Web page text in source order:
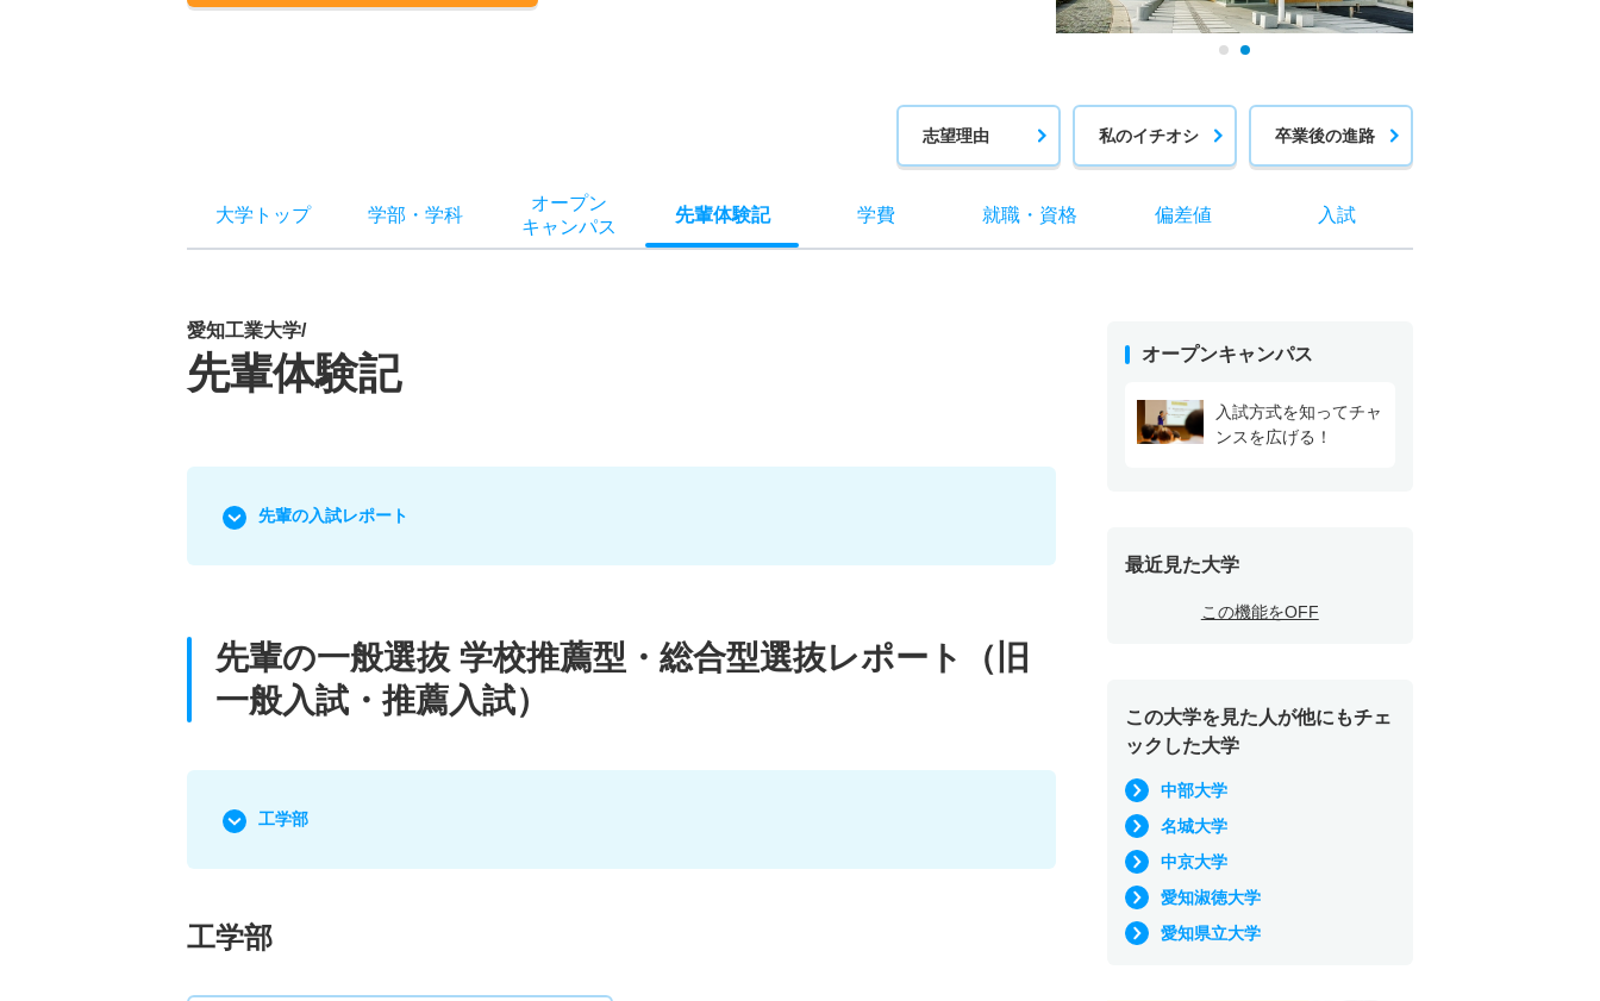
志望理由 私のイチオシ 卒業後の進路
大学トップ 学部 ・ 学科
オープン
キャンパス
先輩体験記 学費 就職・ 資格 偏差値 入試
愛知工業大学/
先輩体験記
先輩の入試レポート
先輩の一般選抜 学校推薦型・総合型選抜レポート（旧
一般入試・推薦入試）
工学部
工学部
オープンキャンパス
入試方式を知ってチャ
ンスを広げる！
最近見た大学
この機能をOFF
この大学を見た人が他にもチェ
ックした大学
中部大学
名城大学
中京大学
愛知淑徳大学
愛知県立大学